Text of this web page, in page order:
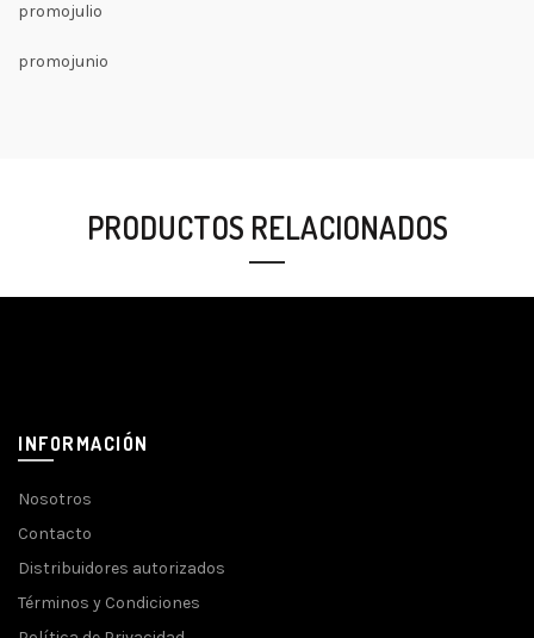
promojulio
promojunio
PRODUCTOS RELACIONADOS
INFORMACIÓN
Nosotros
Contacto
Distribuidores autorizados
Términos y Condiciones